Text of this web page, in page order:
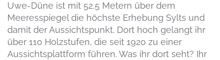
Uwe-Düne ist mit 52,5 Metern über dem
Meeresspiegel die höchste Erhebung Sylts und
damit der Aussichtspunkt. Dort hoch gelangt ihr
über 110 Holzstufen, die seit 1920 zu einer
Aussichtsplattform führen. Was ihr dort seht? Ihr